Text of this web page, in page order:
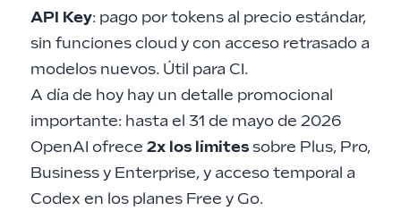
API Key: pago por tokens al precio estándar,
sin funciones cloud y con acceso retrasado a
modelos nuevos. Útil para CI.
A día de hoy hay un detalle promocional
importante: hasta el 31 de mayo de 2026
OpenAI ofrece 2x los límitessobre Plus, Pro,
Business y Enterprise, y acceso temporal a
Codex en los planes Free y Go.